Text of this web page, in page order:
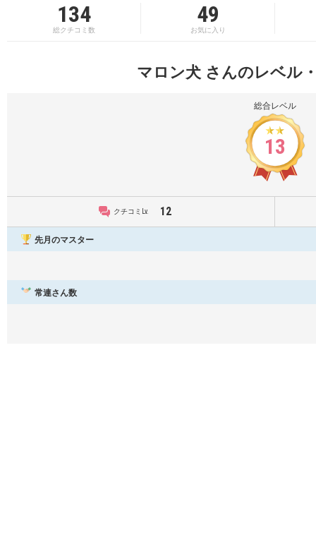
134
総クチコミ数
49
お気に入り
マロン犬 さんのレベル
総合レベル
13
クチコミLv. 12
先月のマスター
常連さん数